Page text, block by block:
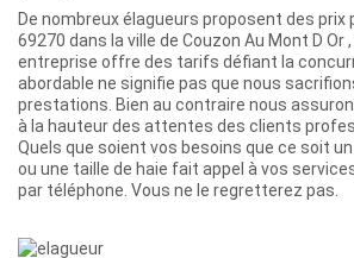
De nombreux élagueurs proposent des prix
69270 dans la ville de Couzon Au Mont D Or
entreprise offre des tarifs défiant la
abordable ne signifie pas que nous
prestations. Bien au contraire nous
à la hauteur des attentes des clients
Quels que soient vos besoins que ce soit
ou une taille de haie fait appel à vos
par téléphone. Vous ne le regretterez pas.